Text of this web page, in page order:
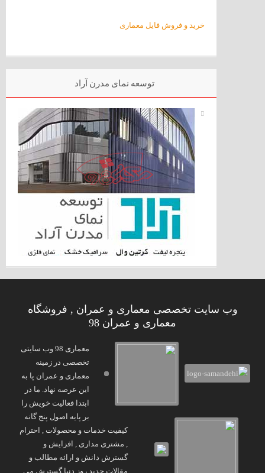
خرید و فروش فایل معماری
توسعه نمای مدرن آراد
وب سایت تخصصی معماری و عمران , فروشگاه
معماری و عمران 98
معماری 98 وب سایتی
تخصصی در زمینه
معماری و عمران پا به
این عرصه نهاد. ما در
ابتدا فعالیت خویش را
بر پایه اصول پنج گانه
کیفیت خدمات و محصولات , احترام
, مشتری مداری , افزایش و
گسترش دانش و ارائه مطالب و
مقالات جدید روز دنیا گسترش می